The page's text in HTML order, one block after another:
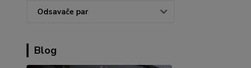
Odsavače par
Blog